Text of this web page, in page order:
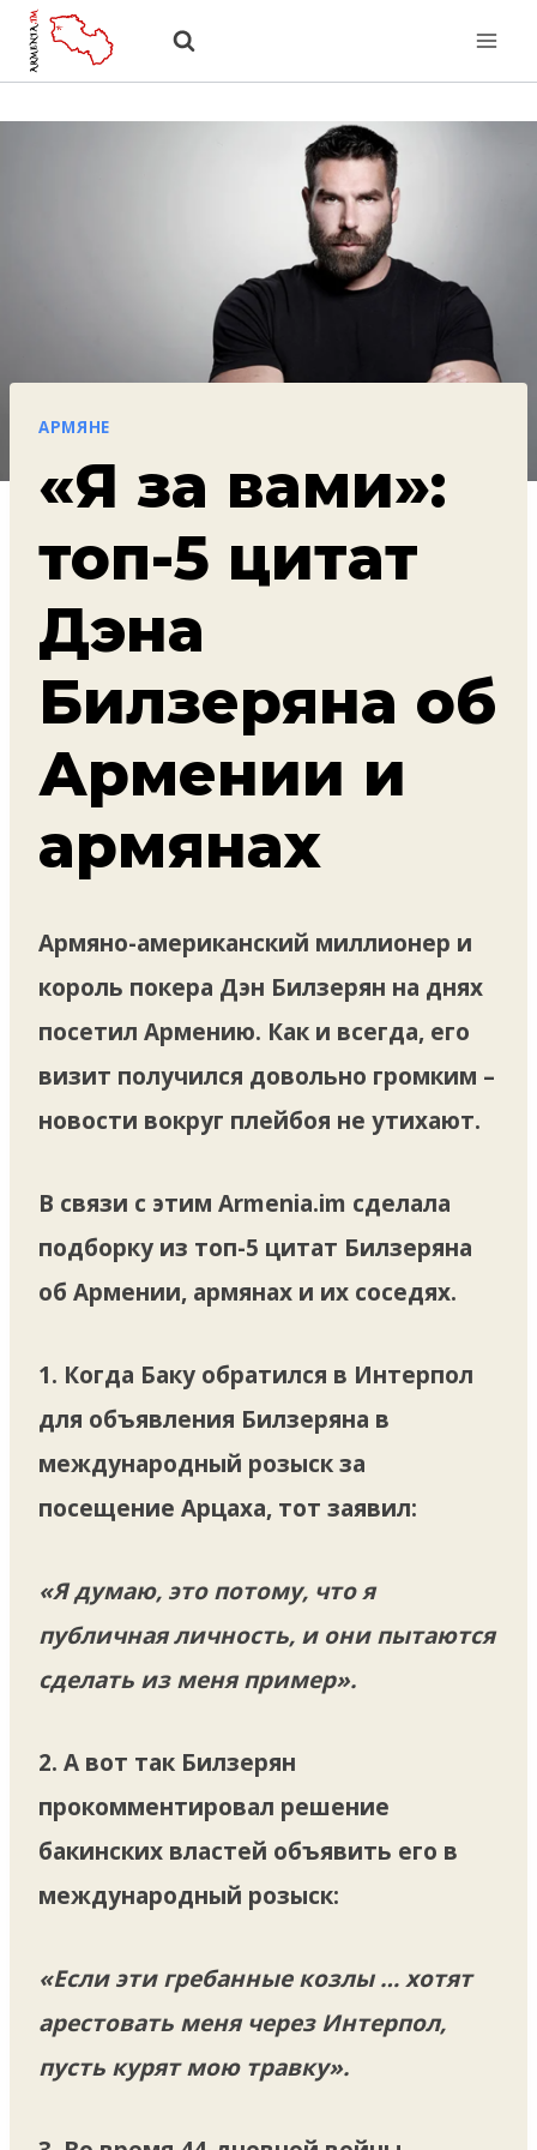
Перейти
АРМЯНЕ
«Я за вами»:
топ-5 цитат
Дэна
Билзеряна об
Армении и
армянах
Армяно-американский миллионер и
король покера Дэн Билзерян на днях
посетил Армению. Как и всегда, его
визит получился довольно громким –
новости вокруг плейбоя не утихают.
В связи с этим Armenia.im сделала
подборку из топ-5 цитат Билзеряна
об Армении, армянах и их соседях.
1. Когда Баку обратился в Интерпол
для объявления Билзеряна в
международный розыск за
посещение Арцаха, тот заявил:
«Я думаю, это потому, что я
публичная личность, и они пытаются
сделать из меня пример».
2. А вот так Билзерян
прокомментировал решение
бакинских властей объявить его в
международный розыск:
«Если эти гребанные козлы … хотят
арестовать меня через Интерпол,
пусть курят мою травку».